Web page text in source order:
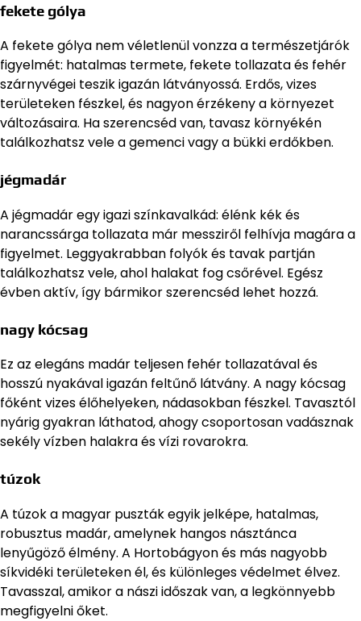
fekete gólya
A fekete gólya nem véletlenül vonzza a természetjárók
figyelmét: hatalmas termete, fekete tollazata és fehér
szárnyvégei teszik igazán látványossá. Erdős, vizes
területeken fészkel, és nagyon érzékeny a környezet
változásaira. Ha szerencséd van, tavasz környékén
találkozhatsz vele a gemenci vagy a bükki erdőkben.
jégmadár
A jégmadár egy igazi színkavalkád: élénk kék és
narancssárga tollazata már messziről felhívja magára a
figyelmet. Leggyakrabban folyók és tavak partján
találkozhatsz vele, ahol halakat fog csőrével. Egész
évben aktív, így bármikor szerencséd lehet hozzá.
nagy kócsag
Ez az elegáns madár teljesen fehér tollazatával és
hosszú nyakával igazán feltűnő látvány. A nagy kócsag
főként vizes élőhelyeken, nádasokban fészkel. Tavasztól
nyárig gyakran láthatod, ahogy csoportosan vadásznak
sekély vízben halakra és vízi rovarokra.
túzok
A túzok a magyar puszták egyik jelképe, hatalmas,
robusztus madár, amelynek hangos násztánca
lenyűgöző élmény. A Hortobágyon és más nagyobb
síkvidéki területeken él, és különleges védelmet élvez.
Tavasszal, amikor a nászi időszak van, a legkönnyebb
megfigyelni őket.